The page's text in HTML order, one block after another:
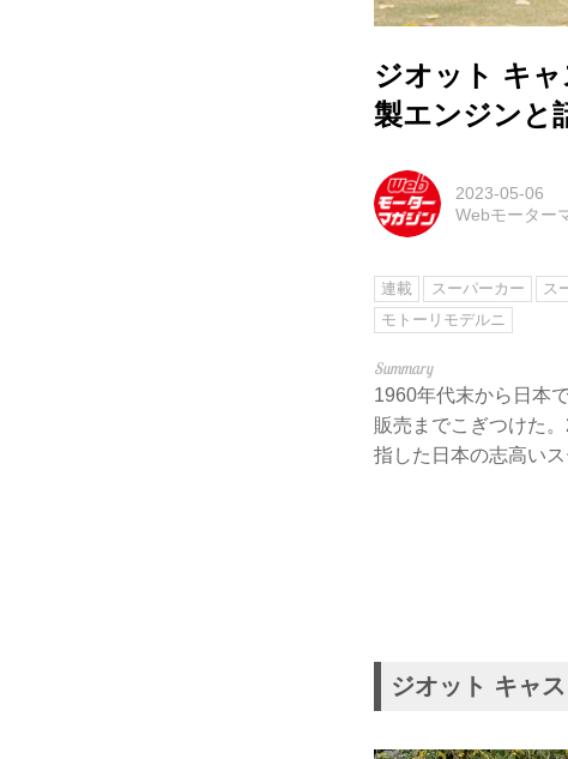
ジオット キ
製エンジンと
2023-05-06
Webモーター
連載 スーパーカー ス
モトーリモデルニ
1960年代末から日本
販売までこぎつけた
指した日本の志高い
ジオット キャ